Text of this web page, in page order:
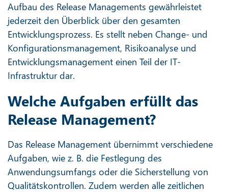
Aufbau des Release Managements gewährleistet
jederzeit den Überblick über den gesamten
Entwicklungsprozess. Es stellt neben Change- und
Konfigurationsmanagement, Risikoanalyse und
Entwicklungsmanagement einen Teil der IT-
Infrastruktur dar.
Welche Aufgaben erfüllt das
Release Management?
Das Release Management übernimmt verschiedene
Aufgaben, wie z. B. die Festlegung des
Anwendungsumfangs oder die Sicherstellung von
Qualitätskontrollen. Zudem werden alle zeitlichen